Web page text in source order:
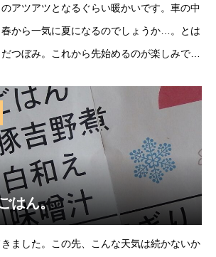
アツアツとなるぐらい暖かいです。車の中
から一気に夏になるのでしょうか…。とは
つぼみ。これから先始めるのが楽しみです
てくれるのが湖岳の郷のお昼
はん。
ました。この先、こんな天気は続かないか